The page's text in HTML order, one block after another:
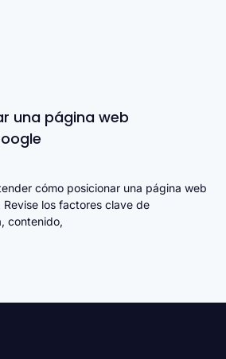
una página web
cómo posicionar una página web
Revise los factores clave de
contenido,